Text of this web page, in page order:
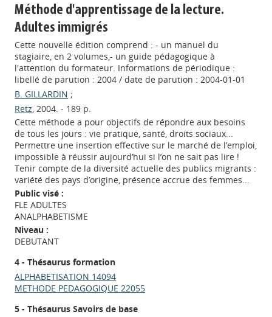
Méthode d'apprentissage de la lecture.
Adultes immigrés
Cette nouvelle édition comprend : - un manuel du
stagiaire, en 2 volumes,- un guide pédagogique à
l'attention du formateur. Informations de périodique :
libellé de parution : 2004 / date de parution : 2004-01-01
B. GILLARDIN ;
Retz, 2004. - 189 p.
Cette méthode a pour objectifs de répondre aux besoins
de tous les jours : vie pratique, santé, droits sociaux...
Permettre une insertion effective sur le marché de l’emploi,
impossible à réussir aujourd’hui si l’on ne sait pas lire !
Tenir compte de la diversité actuelle des publics migrants :
variété des pays d’origine, présence accrue des femmes...
Public visé :
FLE ADULTES
ANALPHABETISME
Niveau :
DEBUTANT
4 - Thésaurus formation
ALPHABETISATION 14094
METHODE PEDAGOGIQUE 22055
5 - Thésaurus Savoirs de base